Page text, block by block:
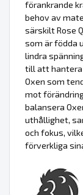
förankrande
behov av
särskilt Rose
som är födda
lindra
till att
Oxen som
mot
balansera
uthållighet,
och fokus,
förverkliga